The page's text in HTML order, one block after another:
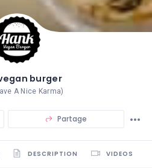
burger
A Nice Karma)
Partage
DESCRIPTION VIDEOS